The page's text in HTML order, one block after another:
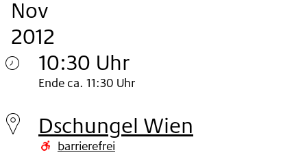
Nov
2012
10:30 Uhr
Montag
19.
Nov
Ende ca. 11:30 Uhr
Dschungel Wien
barrierefrei